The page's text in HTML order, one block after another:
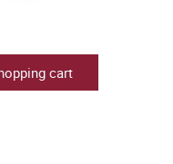
cart